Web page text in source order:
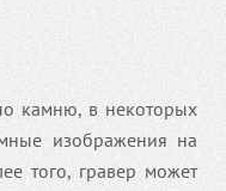
камню, в некоторых
изображения на
того, гравер может